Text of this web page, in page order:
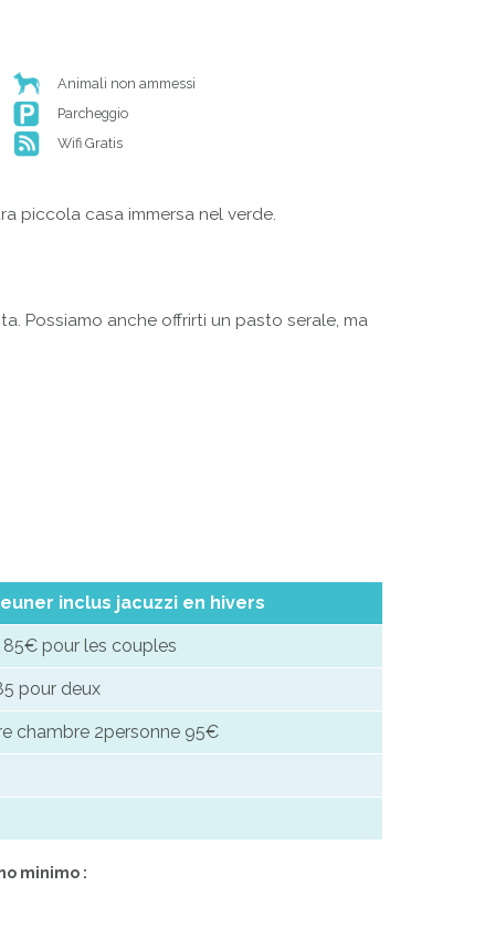
Animali non ammessi
Parcheggio
Wifi Gratis
piccola casa immersa nel verde.
Possiamo anche offrirti un pasto serale, ma
inclus jacuzzi en hivers
pour les couples
pour deux
chambre 2personne 95€
minimo :